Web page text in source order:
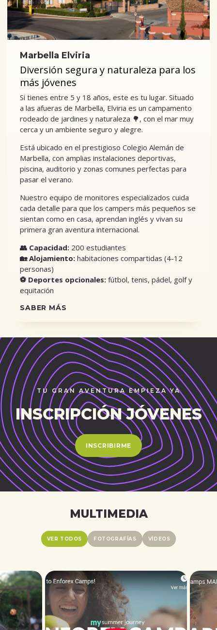
Marbella Elviria
Diversión segura y naturaleza para los
más jóvenes
Si tienes entre 5 y 18 años, este es tu lugar. Situado
a las afueras de Marbella, Elviria es un campamento
rodeado de jardines y naturaleza 🌳, con el mar muy
cerca y un ambiente seguro y alegre.
Está ubicado en el prestigioso Colegio Alemán de
Marbella, con amplias instalaciones deportivas,
piscina, auditorio y zonas comunes perfectas para
pasar el verano.
Nuestro equipo de monitores especializados cuida
cada detalle para que los campers más pequeños se
sientan como en casa, aprendan inglés y vivan su
primera gran aventura internacional.
👥 Capacidad: 200 estudiantes
🏡 Alojamiento: habitaciones compartidas (4-12
personas)
⚽ Deportes opcionales: fútbol, tenis, pádel, golf y
equitación
SABER MÁS
TU GRAN AVENTURA EMPIEZA YA
INSCRIPCIÓN JÓVENES
INSCRIBIRME
MULTIMEDIA
VER TODOS FOTOGRAFÍAS VÍDEOS